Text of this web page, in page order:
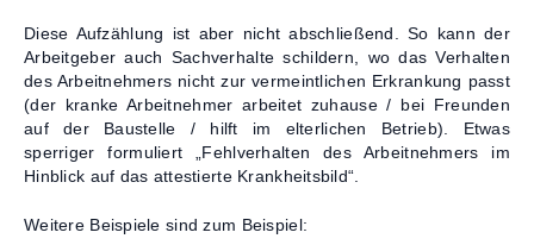
Diese Aufzählung ist aber nicht abschließend. So kann der
Arbeitgeber auch Sachverhalte schildern, wo das Verhalten
des Arbeitnehmers nicht zur vermeintlichen Erkrankung passt
(der kranke Arbeitnehmer arbeitet zuhause / bei Freunden
auf der Baustelle / hilft im elterlichen Betrieb). Etwas
sperriger formuliert „Fehlverhalten des Arbeitnehmers im
Hinblick auf das attestierte Krankheitsbild“.
Weitere Beispiele sind zum Beispiel: